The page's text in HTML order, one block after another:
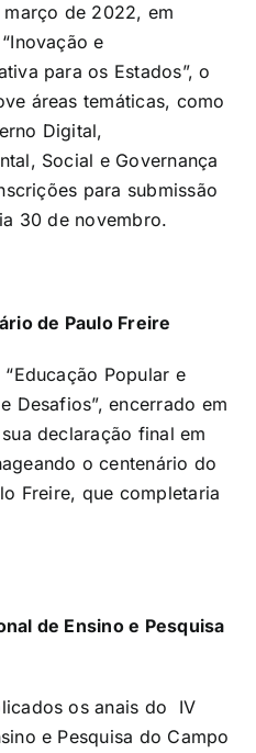
de 2022, em
e
para os Estados”, o
áreas temáticas, como
Digital,
Social e Governança
para submissão
30 de novembro.
de Paulo Freire
Popular e
Desafios”, encerrado em
declaração final em
o centenário do
Freire, que completaria
de Ensino e Pesquisa
os anais do IV
e Pesquisa do Campo